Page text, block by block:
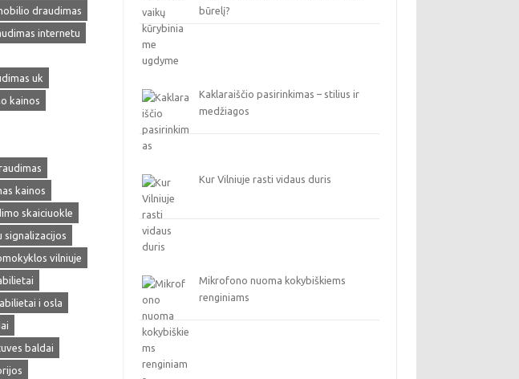
draudimas
internetu
uk
kainos
kainos
skaiciuokle
signalizacijos
vilniuje
i osla
baldai
būrelį?
Kaklaraiščio pasirinkimas – stilius ir
medžiagos
Kur Vilniuje rasti vidaus duris
Mikrofono nuoma kokybiškiems
renginiams